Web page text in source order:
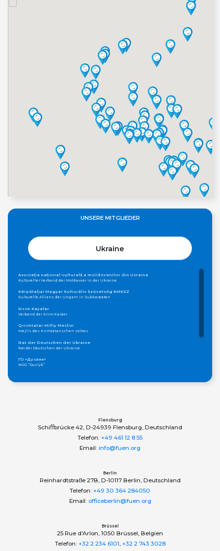
UNSERE MITGLIEDER
Ukraine
Asociația național-culturală a moldovenilor din Ucraina
Kultureller Verband der Moldawier in der Ukraine
Kárpátaljai Magyar Kulturális Szövetség KMKSZ
Kulturelle Allianz der Ungarn in Subkarpaten
Kırım Kayalar
Verband der Krim Karäer
Qırımtatar Milliy Meclisi
Mejlis des Krimtatarischen Volkes
Rat der Deutschen der Ukraine
Rat der Deutschen der Ukraine
ГО «Дуслик»
NGO “Duslyk”
Öffentliche Organisation "Versammlung der Nationalitäten der Ukraine"
Flensburg
Schiﬀbrücke 42, D-24939 Flensburg, Deutschland
Telefon: +49 461 12 8 55
Email: info@fuen.org
Berlin
Reinhardtstraße 27B, D-10117 Berlin, Deutschland
Telefon: +49 30 364 284050
Email: officeberlin@fuen.org
Brüssel
25 Rue d'Arlon, 1050 Brüssel, Belgien
Telefon: +32 2 234 6101, +32 2 743 3028